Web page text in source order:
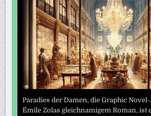
Paradies der Damen, die Graphic
Émile Zolas gleichnamigem Roman, ist